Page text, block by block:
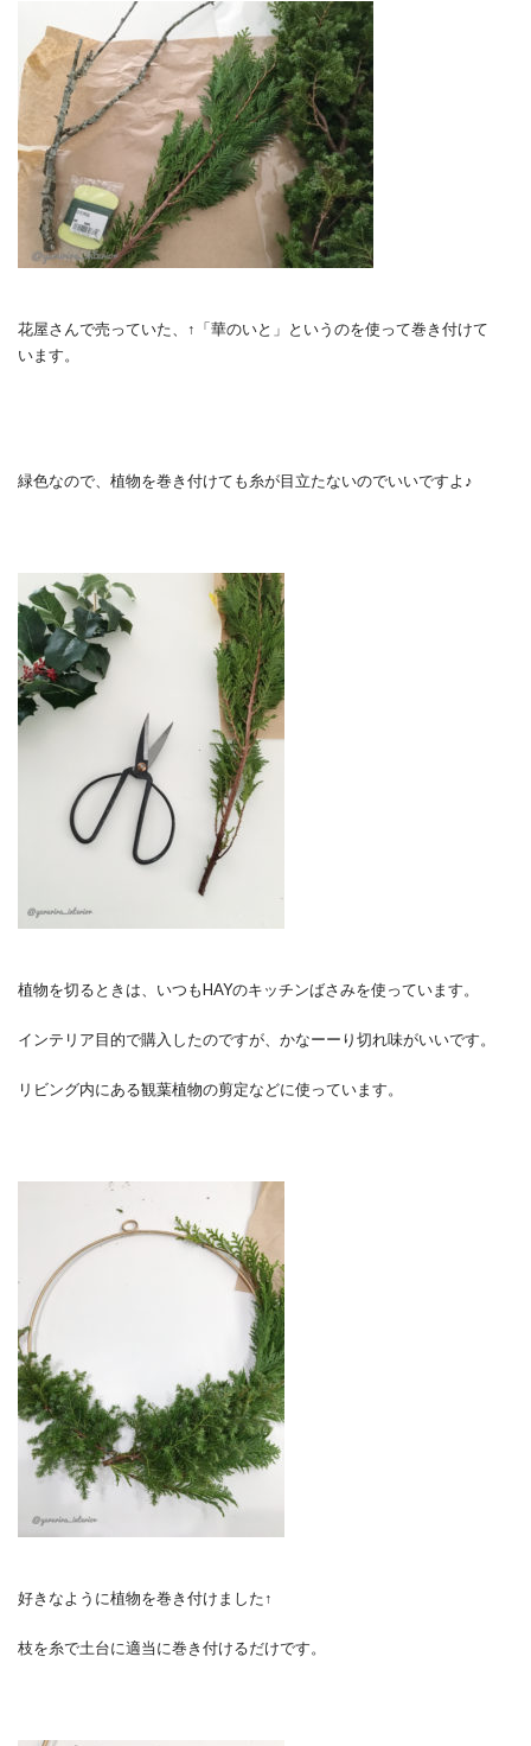
花屋さんで売っていた、↑「華のいと」というのを使って巻き付けて
います。
緑色なので、植物を巻き付けても糸が目立たないのでいいですよ♪
植物を切るときは、いつもHAYのキッチンばさみを使っています。
インテリア目的で購入したのですが、かなーーり切れ味がいいです。
リビング内にある観葉植物の剪定などに使っています。
好きなように植物を巻き付けました↑
枝を糸で土台に適当に巻き付けるだけです。